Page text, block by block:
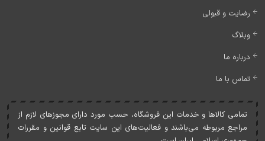
رضایت و قبولی
وبلاگ
درباره ما
تماس با ما
تمامی کالاها و خدمات اين فروشگاه، حسب مورد دارای مجوزهای لازم از
مراجع مربوطه می‌باشند و فعاليت‌های اين سايت تابع قوانين و مقررات